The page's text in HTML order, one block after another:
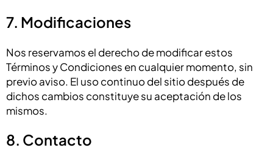
7. Modificaciones
Nos reservamos el derecho de modificar estos
Términos y Condiciones en cualquier momento, sin
previo aviso. El uso continuo del sitio después de
dichos cambios constituye su aceptación de los
mismos.
8. Contacto